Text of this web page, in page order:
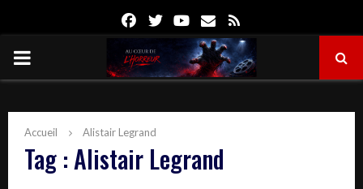
FacebookTwitterYoutube
Email
PRIMARY
Accueil Alistair Legrand
Tag : Alistair Legrand